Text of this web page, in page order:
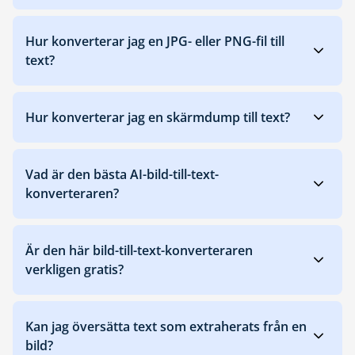
Hur konverterar jag en JPG- eller PNG-fil till
text?
Hur konverterar jag en skärmdump till text?
Vad är den bästa AI-bild-till-text-
konverteraren?
Är den här bild-till-text-konverteraren
verkligen gratis?
Kan jag översätta text som extraherats från en
bild?